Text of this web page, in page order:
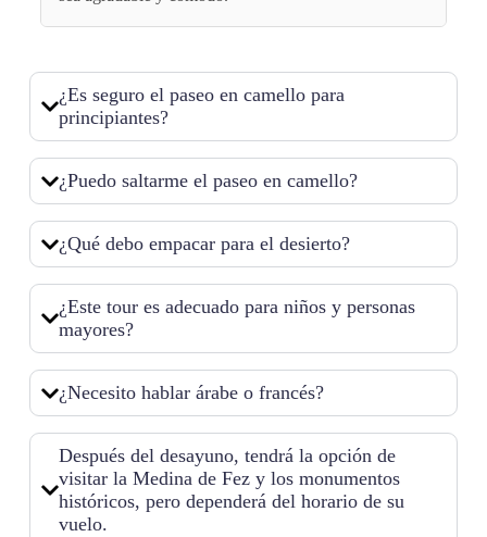
¿Es seguro el paseo en camello para
principiantes?
¿Puedo saltarme el paseo en camello?
¿Qué debo empacar para el desierto?
¿Este tour es adecuado para niños y personas
mayores?
¿Necesito hablar árabe o francés?
Después del desayuno, tendrá la opción de
visitar la Medina de Fez y los monumentos
históricos, pero dependerá del horario de su
vuelo.